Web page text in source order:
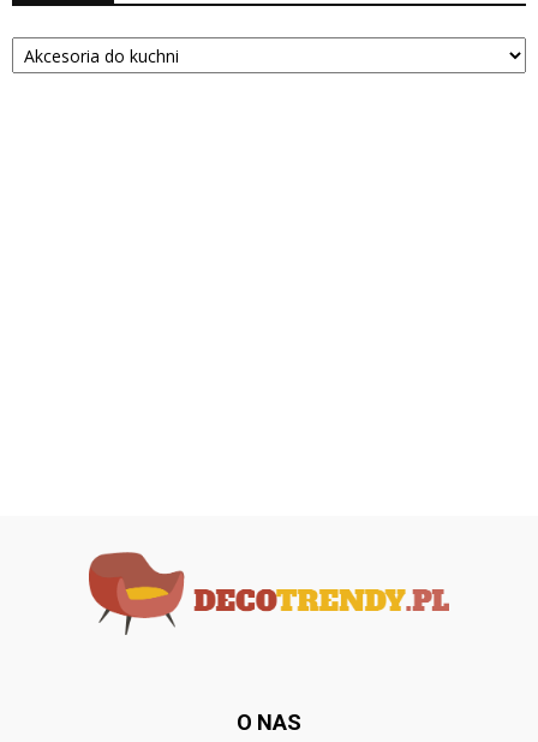
Kategorie
O NAS